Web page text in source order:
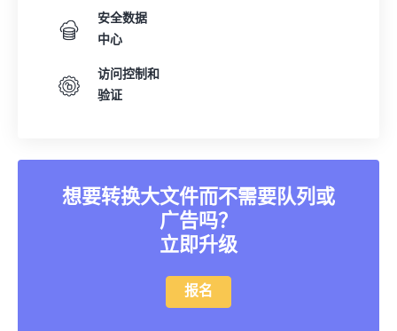
安全数据
中心
访问控制和
验证
想要转换大文件而不需要队列或
广告吗？
立即升级
报名